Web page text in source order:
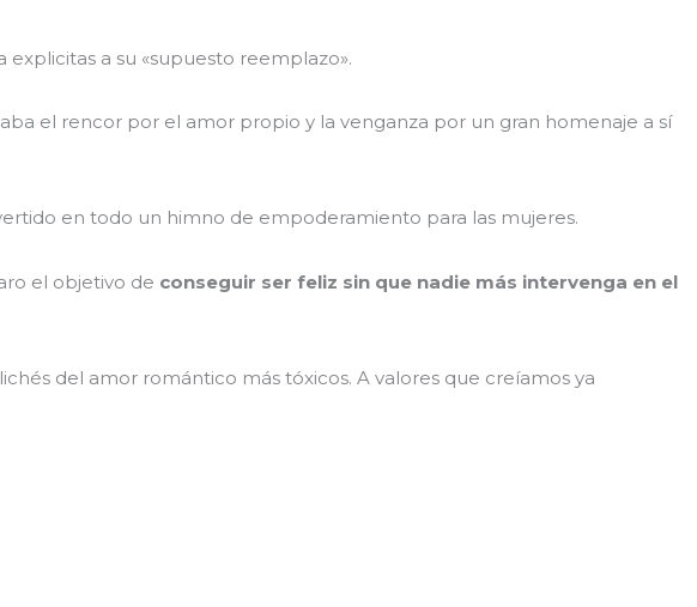
a su «supuesto reemplazo».
el rencor por el amor propio y la venganza por un gran homenaje a sí
en todo un himno de empoderamiento para las mujeres.
el objetivo de conseguir ser feliz sin que nadie más intervenga en el
del amor romántico más tóxicos. A valores que creíamos ya